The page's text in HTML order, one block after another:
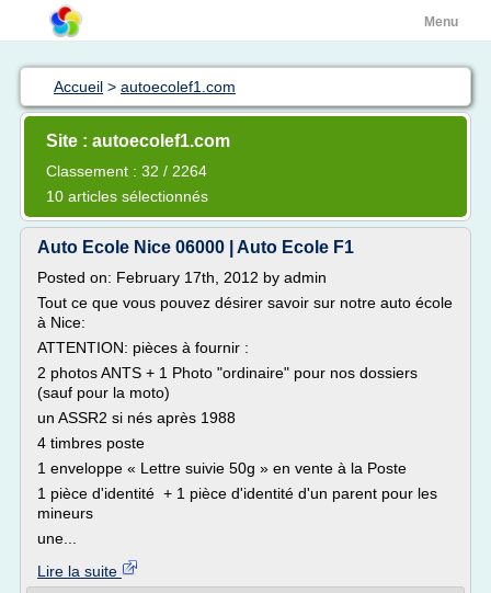
Menu
Accueil > autoecolef1.com
Site : autoecolef1.com
Classement : 32 / 2264
10 articles sélectionnés
Auto Ecole Nice 06000 | Auto Ecole F1
Posted on: February 17th, 2012 by admin
Tout ce que vous pouvez désirer savoir sur notre auto école
à Nice:
ATTENTION: pièces à fournir :
2 photos ANTS + 1 Photo "ordinaire" pour nos dossiers
(sauf pour la moto)
un ASSR2 si nés après 1988
4 timbres poste
1 enveloppe « Lettre suivie 50g » en vente à la Poste
1 pièce d'identité + 1 pièce d'identité d'un parent pour les
mineurs
une...
Lire la suite